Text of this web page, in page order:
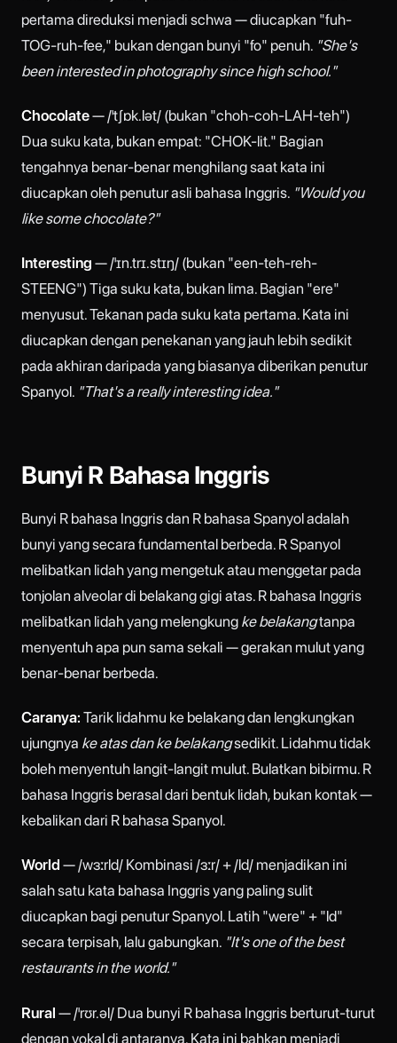
pertama direduksi menjadi schwa — diucapkan "fuh-
TOG-ruh-fee," bukan dengan bunyi "fo" penuh. "She's
been interested in photography since high school."
Chocolate— /ˈtʃɒk.lət/ (bukan "choh-coh-LAH-teh")
Dua suku kata, bukan empat: "CHOK-lit." Bagian
tengahnya benar-benar menghilang saat kata ini
diucapkan oleh penutur asli bahasa Inggris. "Would you
like some chocolate?"
Interesting — /ˈɪn.trɪ.stɪŋ/ (bukan "een-teh-reh-
STEENG") Tiga suku kata, bukan lima. Bagian "ere"
menyusut. Tekanan pada suku kata pertama. Kata ini
diucapkan dengan penekanan yang jauh lebih sedikit
pada akhiran daripada yang biasanya diberikan penutur
Spanyol. "That's a really interesting idea."
Bunyi R Bahasa Inggris
Bunyi R bahasa Inggris dan R bahasa Spanyol adalah
bunyi yang secara fundamental berbeda. R Spanyol
melibatkan lidah yang mengetuk atau menggetar pada
tonjolan alveolar di belakang gigi atas. R bahasa Inggris
melibatkan lidah yang melengkung ke belakangtanpa
menyentuh apa pun sama sekali — gerakan mulut yang
benar-benar berbeda.
Caranya: Tarik lidahmu ke belakang dan lengkungkan
ujungnya ke atas dan ke belakangsedikit. Lidahmu tidak
boleh menyentuh langit-langit mulut. Bulatkan bibirmu. R
bahasa Inggris berasal dari bentuk lidah, bukan kontak —
kebalikan dari R bahasa Spanyol.
World — /wɜːrld/ Kombinasi /ɜːr/ + /ld/ menjadikan ini
salah satu kata bahasa Inggris yang paling sulit
diucapkan bagi penutur Spanyol. Latih "were" + "ld"
secara terpisah, lalu gabungkan. "It's one of the best
restaurants in the world."
Rural — /ˈrʊr.əl/ Dua bunyi R bahasa Inggris berturut-turut
dengan vokal di antaranya. Kata ini bahkan menjadi